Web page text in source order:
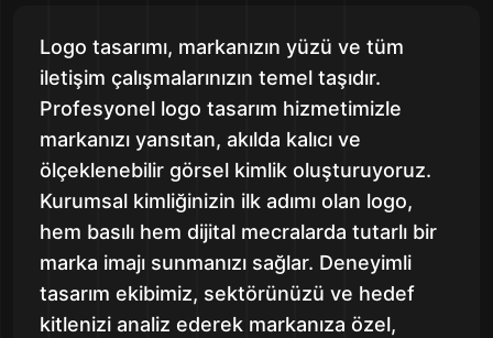
Logo tasarımı, markanızın yüzü ve tüm
iletişim çalışmalarınızın temel taşıdır.
Profesyonel logo tasarım hizmetimizle
markanızı yansıtan, akılda kalıcı ve
ölçeklenebilir görsel kimlik oluşturuyoruz.
Kurumsal kimliğinizin ilk adımı olan logo,
hem basılı hem dijital mecralarda tutarlı bir
marka imajı sunmanızı sağlar. Deneyimli
tasarım ekibimiz, sektörünüzü ve hedef
kitlenizi analiz ederek markanıza özel,